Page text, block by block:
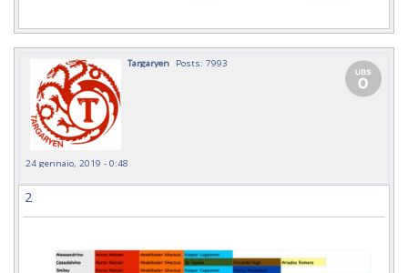
Targaryen Posts: 7993
24 gennaio, 2019 - 0:48
2